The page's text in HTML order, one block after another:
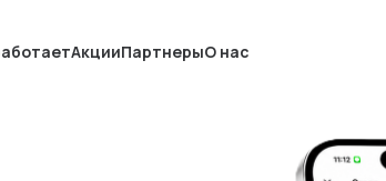
АкцииПартнерыО нас